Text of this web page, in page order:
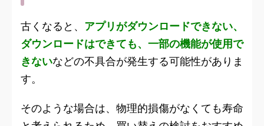
古くなると、 アプリがダウンロードできない、
ダウンロードはできても、一部の機能が使用で
きないなどの不具合が発生する可能性がありま
す。
そのような場合は、物理的損傷がなくても寿命